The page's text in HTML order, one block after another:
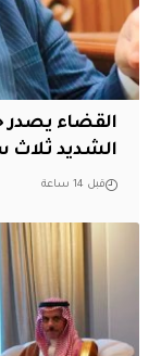
القضاء
الشديد ثلاث
قبل 14 ساعة